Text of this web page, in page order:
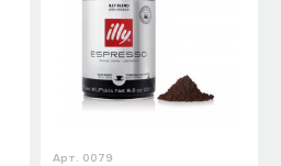
Арт. 0079